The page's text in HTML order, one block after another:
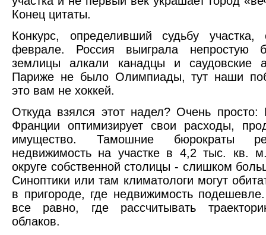
Конец цитаты.
Конкурс, определивший судьбу участка,
феврале. Россия выиграла непростую
землицы алкали канадцы и
Париже не было Олимпиады, тут наши
это вам не хоккей.
Откуда взялся этот надел? Очень просто:
Франции оптимизирует свои расходы,
имущество. Тамошние бюрократы
недвижимость на участке в 4,2 тыс. кв.
округе собственной столицы - слишком
Синоптики или там климатологи могут
в пригороде, где недвижимость
все равно, где рассчитывать
облаков.